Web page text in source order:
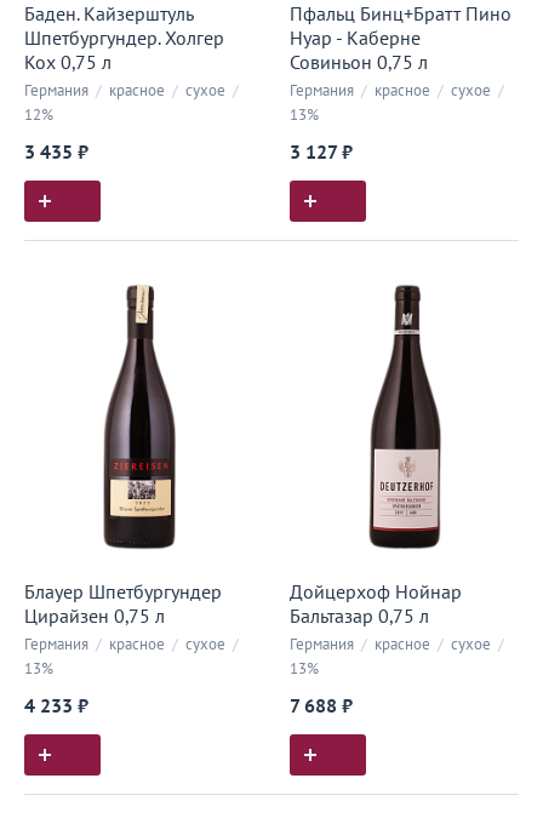
Баден. Кайзерштуль
Шпетбургундер. Холгер
Кох 0,75 л
Германия / красное / сухое /
12%
3 435 ₽
Пфальц Бинц+Братт Пино
Нуар - Каберне
Совиньон 0,75 л
Германия / красное / сухое /
13%
3 127 ₽
Блауер Шпетбургундер
Цирайзен 0,75 л
Германия / красное / сухое /
13%
4 233 ₽
Дойцерхоф Нойнар
Бальтазар 0,75 л
Германия / красное / сухое /
13%
7 688 ₽